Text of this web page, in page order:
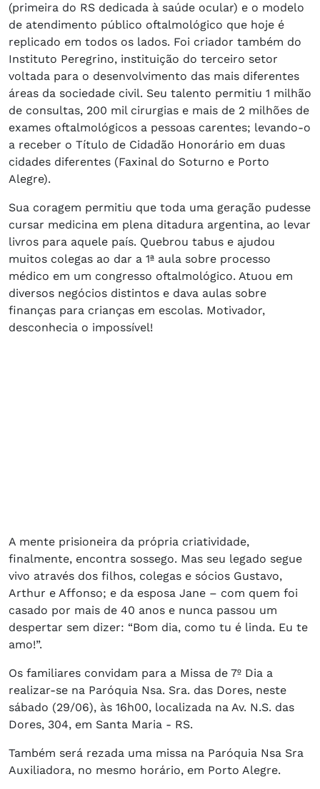
(primeira do RS dedicada à saúde ocular) e o modelo
de atendimento público oftalmológico que hoje é
replicado em todos os lados. Foi criador também do
Instituto Peregrino, instituição do terceiro setor
voltada para o desenvolvimento das mais diferentes
áreas da sociedade civil. Seu talento permitiu 1 milhão
de consultas, 200 mil cirurgias e mais de 2 milhões de
exames oftalmológicos a pessoas carentes; levando-o
a receber o Título de Cidadão Honorário em duas
cidades diferentes (Faxinal do Soturno e Porto
Alegre).
Sua coragem permitiu que toda uma geração pudesse
cursar medicina em plena ditadura argentina, ao levar
livros para aquele país. Quebrou tabus e ajudou
muitos colegas ao dar a 1ª aula sobre processo
médico em um congresso oftalmológico. Atuou em
diversos negócios distintos e dava aulas sobre
finanças para crianças em escolas. Motivador,
desconhecia o impossível!
A mente prisioneira da própria criatividade,
finalmente, encontra sossego. Mas seu legado segue
vivo através dos filhos, colegas e sócios Gustavo,
Arthur e Affonso; e da esposa Jane – com quem foi
casado por mais de 40 anos e nunca passou um
despertar sem dizer: “Bom dia, como tu é linda. Eu te
amo!”.
Os familiares convidam para a Missa de 7º Dia a
realizar-se na Paróquia Nsa. Sra. das Dores, neste
sábado (29/06), às 16h00, localizada na Av. N.S. das
Dores, 304, em Santa Maria - RS.
Também será rezada uma missa na Paróquia Nsa Sra
Auxiliadora, no mesmo horário, em Porto Alegre.